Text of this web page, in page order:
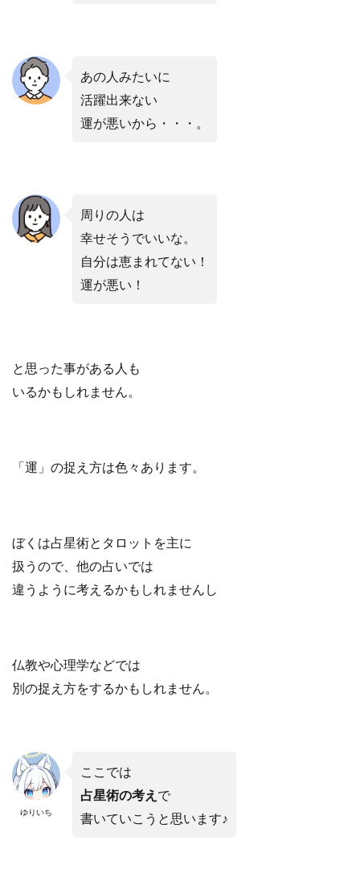
あの人みたいに
活躍出来ない
運が悪いから・・・。
周りの人は
幸せそうでいいな。
自分は恵まれてない！
運が悪い！
と思った事がある人も
いるかもしれません。
「運」の捉え方は色々あります。
ぼくは占星術とタロットを主に
扱うので、 他の占いでは
違うように考えるかもしれませんし
仏教や心理学などでは
別の捉え方をするかもしれません。
ゆりいち
ここでは
占星術の考え で
書いていこうと思います♪